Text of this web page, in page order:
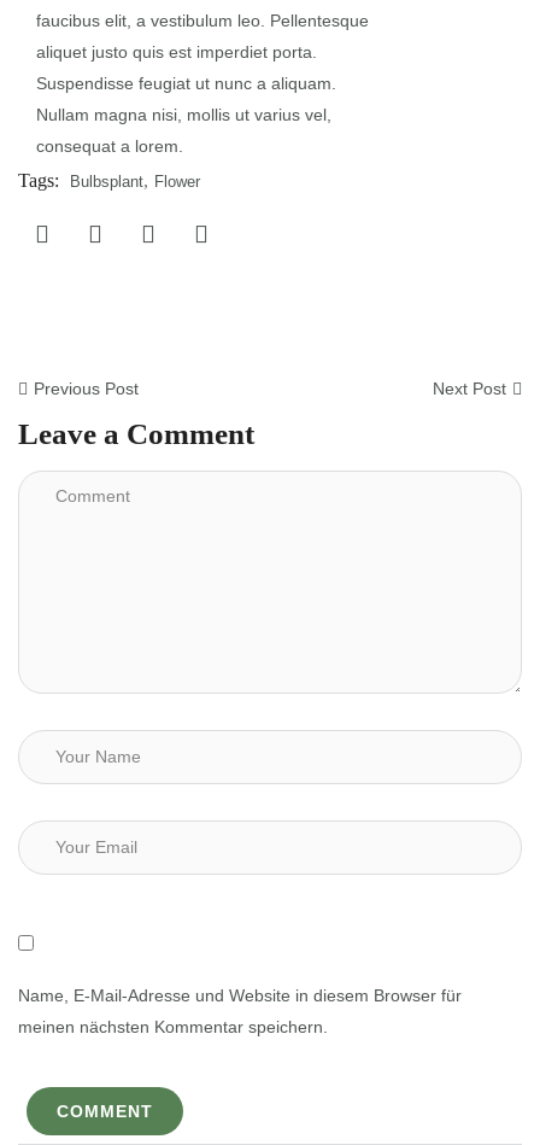
faucibus elit, a vestibulum leo. Pellentesque
aliquet justo quis est imperdiet porta.
Suspendisse feugiat ut nunc a aliquam.
Nullam magna nisi, mollis ut varius vel,
consequat a lorem.
Tags: Bulbsplant, Flower
Previous Post Next Post
Leave a Comment
Name, E-Mail-Adresse und Website in diesem Browser für
meinen nächsten Kommentar speichern.